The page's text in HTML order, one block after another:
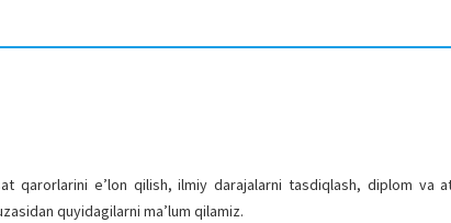
qarorlarini e’lon qilish, ilmiy darajalarni tasdiqlash, diplom va
quyidagilarni ma’lum qilamiz.